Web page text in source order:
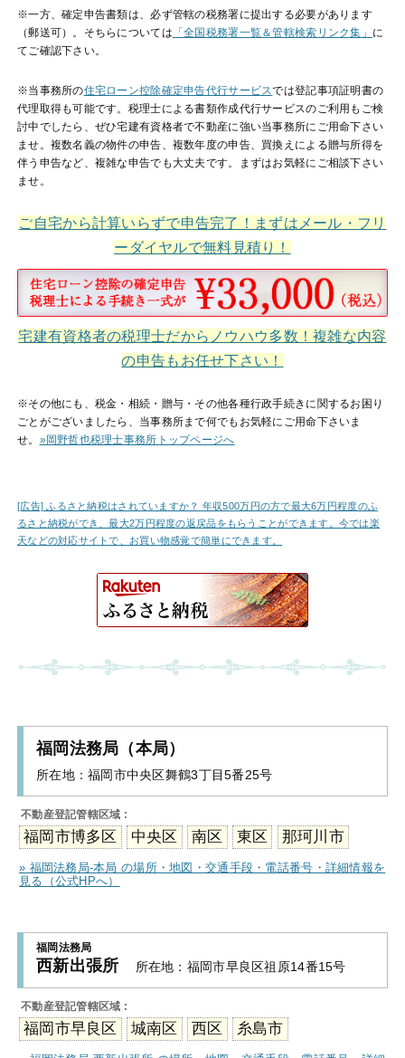
※一方、確定申告書類は、必ず管轄の税務署に提出する必要があります
（郵送可）。そちらについては 「全国税務署一覧＆管轄検索リンク集」 に
てご確認下さい。
※当事務所の住宅ローン控除確定申告代行サービスでは登記事項証明書の
代理取得も可能です。税理士による書類作成代行サービスのご利用もご検
討中でしたら、ぜひ宅建有資格者で不動産に強い当事務所にご用命下さい
ませ。複数名義の物件の申告、複数年度の申告、買換えによる贈与所得を
伴う申告など、複雑な申告でも大丈夫です。まずはお気軽にご相談下さい
ませ。
ご自宅から計算いらずで申告完了！まずはメール・フリ
ーダイヤルで無料見積り！
宅建有資格者の税理士だからノウハウ多数！複雑な内容
の申告もお任せ下さい！
※その他にも、税金・相続・贈与・その他各種行政手続きに関するお困り
ごとがございましたら、当事務所まで何でもお気軽にご用命下さいま
せ。 »岡野哲也税理士事務所トップページへ
[広告] ふるさと納税はされていますか？ 年収500万円の方で最大6万円程度のふ
るさと納税ができ、最大2万円程度の返戻品をもらうことができます。今では楽
天などの対応サイトで、お買い物感覚で簡単にできます。
福岡法務局（本局）
所在地：福岡市中央区舞鶴3丁目5番25号
不動産登記管轄区域 :
福岡市博多区 中央区 南区 東区 那珂川市
» 福岡法務局-本局 の場所・地図・交通手段・電話番号・詳細情報を
見る（公式HPへ）
福岡法務局
西新出張所 所在地： 福岡市早良区祖原14番15号
不動産登記管轄区域 :
福岡市早良区 城南区 西区 糸島市